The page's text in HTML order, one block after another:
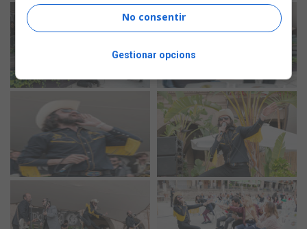
No consentir
Gestionar opcions